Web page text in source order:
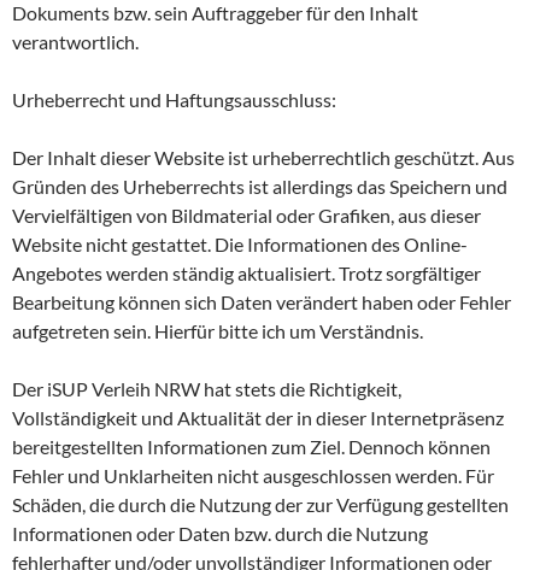
Dokuments bzw. sein Auftraggeber für den Inhalt
verantwortlich.
Urheberrecht und Haftungsausschluss:
Der Inhalt dieser Website ist urheberrechtlich geschützt. Aus
Gründen des Urheberrechts ist allerdings das Speichern und
Vervielfältigen von Bildmaterial oder Grafiken, aus dieser
Website nicht gestattet. Die Informationen des Online-
Angebotes werden ständig aktualisiert. Trotz sorgfältiger
Bearbeitung können sich Daten verändert haben oder Fehler
aufgetreten sein. Hierfür bitte ich um Verständnis.
Der iSUP Verleih NRW hat stets die Richtigkeit,
Vollständigkeit und Aktualität der in dieser Internetpräsenz
bereitgestellten Informationen zum Ziel. Dennoch können
Fehler und Unklarheiten nicht ausgeschlossen werden. Für
Schäden, die durch die Nutzung der zur Verfügung gestellten
Informationen oder Daten bzw. durch die Nutzung
fehlerhafter und/oder unvollständiger Informationen oder